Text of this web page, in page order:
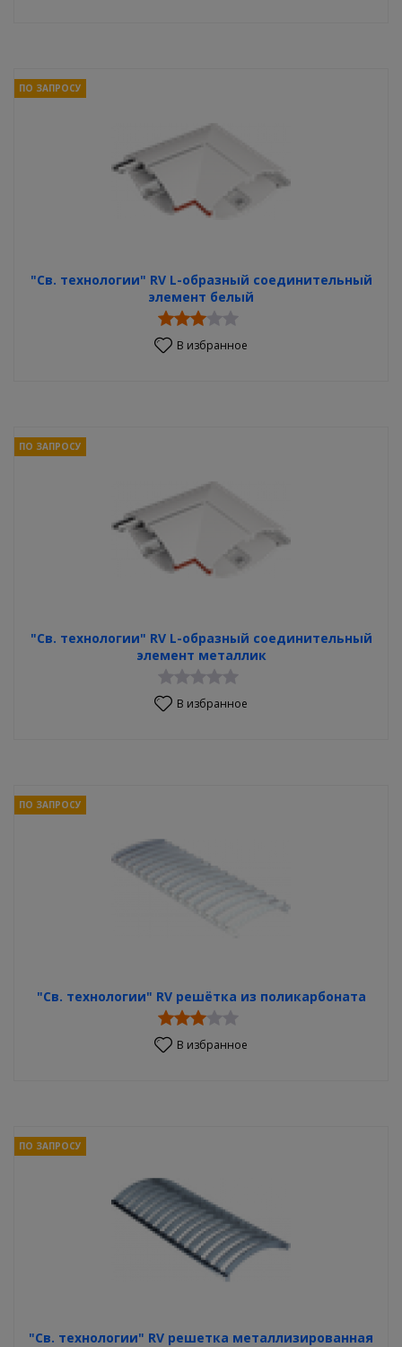
"Св. технологии" RV L-образный соединительный
элемент белый
ПО ЗАПРОСУ
В избранное
"Св. технологии" RV L-образный соединительный
элемент металлик
ПО ЗАПРОСУ
В избранное
"Св. технологии" RV решётка из поликарбоната
ПО ЗАПРОСУ
В избранное
"Св. технологии" RV решетка металлизированная
ПО ЗАПРОСУ